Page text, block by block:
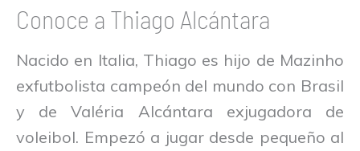
Conoce a Thiago Alcántara
Nacido en Italia, Thiago es hijo de Mazinho
exfutbolista campeón del mundo con Brasil
y de Valéria Alcántara exjugadora de
voleibol. Empezó a jugar desde pequeño al